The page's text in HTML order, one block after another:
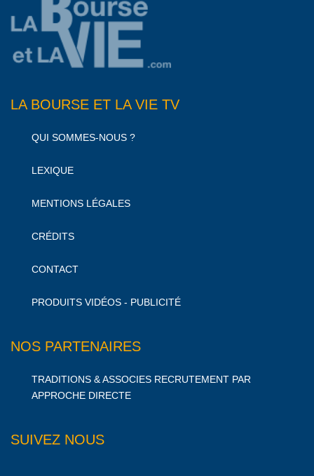
LA BOURSE ET LA VIE TV
QUI SOMMES-NOUS ?
LEXIQUE
MENTIONS LÉGALES
CRÉDITS
CONTACT
PRODUITS VIDÉOS - PUBLICITÉ
NOS PARTENAIRES
TRADITIONS & ASSOCIES RECRUTEMENT PAR
APPROCHE DIRECTE
SUIVEZ NOUS